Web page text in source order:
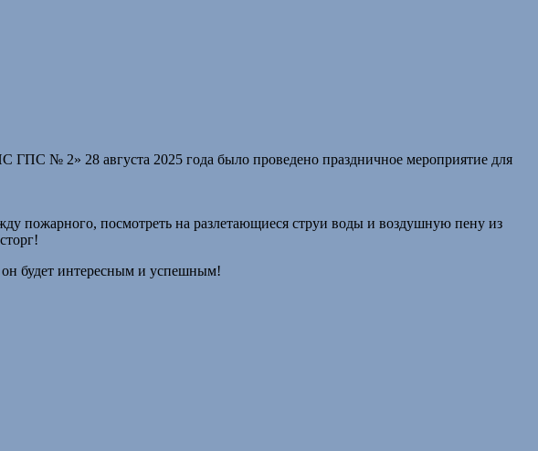
№ 2» 28 августа 2025 года было проведено праздничное мероприятие для
пожарного, посмотреть на разлетающиеся струи воды и воздушную пену из
он будет интересным и успешным!